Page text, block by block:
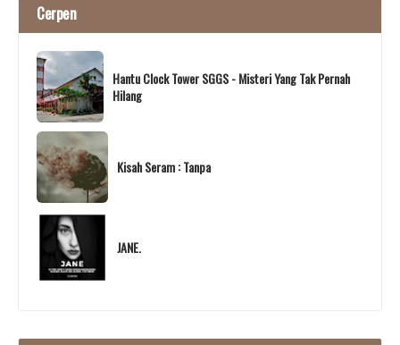
Cerpen
Hantu Clock Tower SGGS - Misteri Yang Tak Pernah
Hilang
Kisah Seram : Tanpa
JANE.